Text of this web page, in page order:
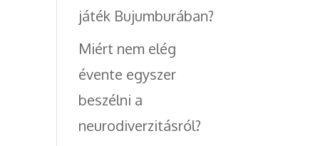
játék Bujumburában?
Miért nem elég
évente egyszer
beszélni a
neurodiverzitásról?